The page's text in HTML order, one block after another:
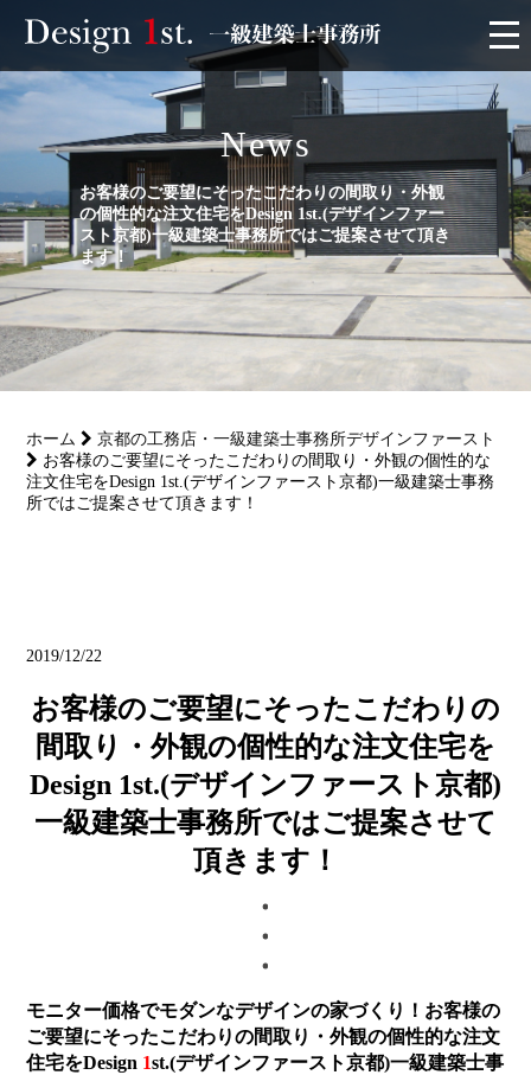
モニター
施工実績・施工事例
リフォーム
サービス
会社概要
News
お客様のご要望にそったこだわりの間取り・外観
の個性的な注文住宅をDesign 1st.(デザインファー
スト京都)一級建築士事務所ではご提案させて頂き
ます！
ホーム
京都の工務店・一級建築士事務所デザインファースト
お客様のご要望にそったこだわりの間取り・外観の個性的な
注文住宅をDesign 1st.(デザインファースト京都)一級建築士事務
所ではご提案させて頂きます！
2019/12/22
お客様のご要望にそったこだわりの
間取り・外観の個性的な注文住宅を
Design 1st.(デザインファースト京都)
一級建築士事務所ではご提案させて
頂きます！
モニター価格でモダンなデザインの家づくり！お客様の
ご要望にそったこだわりの間取り・外観の個性的な注文
住宅をDesign 1st.(デザインファースト京都)一級建築士事